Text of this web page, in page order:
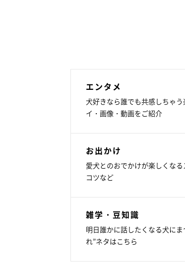
エンタメ
犬好きなら誰でも共感しちゃ
イ・画像・動画をご紹介
お出かけ
愛犬とのおでかけが楽しくな
コツなど
雑学・豆知識
明日誰かに話したくなる犬にま
れ”ネタはこちら